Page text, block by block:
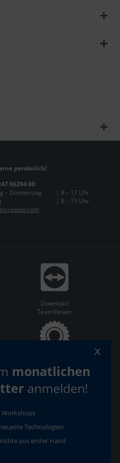
persönlich!
96294 00
– Donnerstag
| 8 – 17 Uhr
| 8 – 15 Uhr
Download
TeamViewer
Datenschutz
Compliance
monatlichen
anmelden!
Workshops
Technologien
aus erster Hand
x